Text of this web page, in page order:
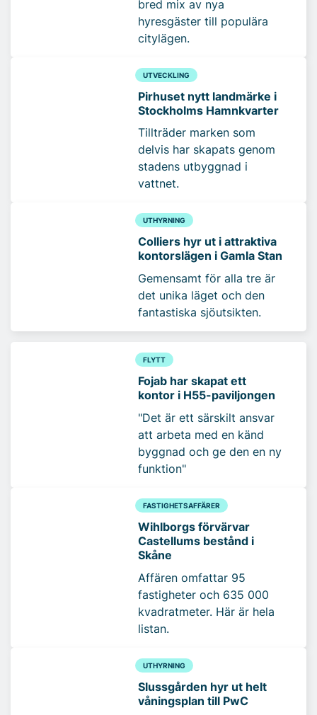
bred mix av nya
hyresgäster till populära
citylägen.
UTVECKLING
Pirhuset nytt landmärke i
Stockholms Hamnkvarter
Tillträder marken som
delvis har skapats genom
stadens utbyggnad i
vattnet.
UTHYRNING
Colliers hyr ut i attraktiva
kontorslägen i Gamla Stan
Gemensamt för alla tre är
det unika läget och den
fantastiska sjöutsikten.
FLYTT
Fojab har skapat ett
kontor i H55-paviljongen
"Det är ett särskilt ansvar
att arbeta med en känd
byggnad och ge den en ny
funktion"
FASTIGHETSAFFÄRER
Wihlborgs förvärvar
Castellums bestånd i
Skåne
Affären omfattar 95
fastigheter och 635 000
kvadratmeter. Här är hela
listan.
UTHYRNING
Slussgården hyr ut helt
våningsplan till PwC